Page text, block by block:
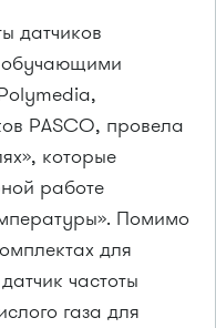
датчиков
обучающими
PASCO, провела
которые
работе
Помимо
для
частоты
газа для